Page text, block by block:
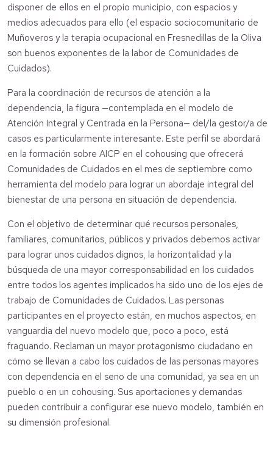
disponer de ellos en el propio municipio, con espacios y
medios adecuados para ello (el espacio sociocomunitario de
Muñoveros y la terapia ocupacional en Fresnedillas de la Oliva
son buenos exponentes de la labor de Comunidades de
Cuidados).
Para la coordinación de recursos de atención a la
dependencia, la figura —contemplada en el modelo de
Atención Integral y Centrada en la Persona— del/la gestor/a de
casos es particularmente interesante. Este perfil se abordará
en la formación sobre AICP en el cohousing que ofrecerá
Comunidades de Cuidados en el mes de septiembre como
herramienta del modelo para lograr un abordaje integral del
bienestar de una persona en situación de dependencia.
Con el objetivo de determinar qué recursos personales,
familiares, comunitarios, públicos y privados debemos activar
para lograr unos cuidados dignos, la horizontalidad y la
búsqueda de una mayor corresponsabilidad en los cuidados
entre todos los agentes implicados ha sido uno de los ejes de
trabajo de Comunidades de Cuidados. Las personas
participantes en el proyecto están, en muchos aspectos, en
vanguardia del nuevo modelo que, poco a poco, está
fraguando. Reclaman un mayor protagonismo ciudadano en
cómo se llevan a cabo los cuidados de las personas mayores
con dependencia en el seno de una comunidad, ya sea en un
pueblo o en un cohousing. Sus aportaciones y demandas
pueden contribuir a configurar ese nuevo modelo, también en
su dimensión profesional.